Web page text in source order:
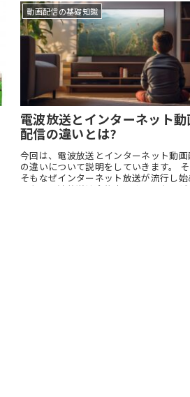
動画配信の基礎知識
電波放送とインターネット動
配信の違いとは?
今回は、電波放送とインターネット動画
の違いについて説明をしていきます。
そもなぜインターネット放送が流行し始
のか、電波放送は今後衰退するのか、ど